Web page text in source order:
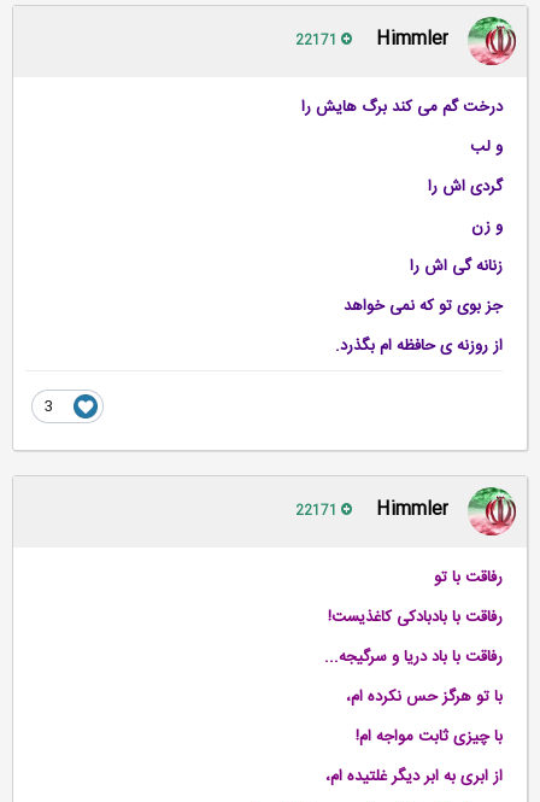
Himmler
درخت گم می کند برگ هایش را
و لب
گردی اش را
و زن
زنانه گی اش را
جز بوی تو که نمی خواهد
از روزنه ی حافظه ام بگذرد.
Himmler
رفاقت با تو
رفاقت با بادبادکی کاغذیست!
رفاقت با باد دریا و سرگیجه...
با تو هرگز حس نکرده ام،
با چیزی ثابت مواجه ام!
از ابری به ابر دیگر غلتیده ام،